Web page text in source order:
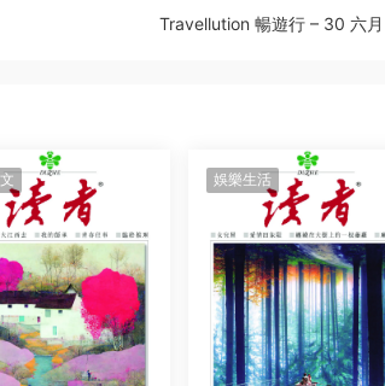
Travellution 暢遊行 – 30 六
娛樂生活